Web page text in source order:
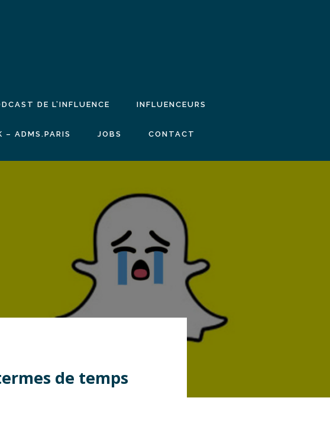
DE L’INFLUENCE INFLUENCEURS
– ADMS.PARIS JOBS CONTACT
de temps